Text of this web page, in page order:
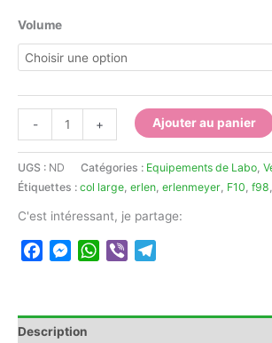
Volume
-
de
Erlenmeyer
Glassco
col
large
+ Ajouter au panier
UGS : ND Catégories : Equipements de Labo,
Étiquettes : col large, erlen, erlenmeyer, F10, f98,
C'est intéressant, je partage:
FacebookMessenger
WhatsApp
Viber
Description